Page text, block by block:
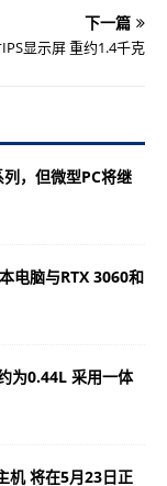
下一篇
显示屏 重约1.4千克
，但微型PC将继
电脑与RTX 3060和
为0.44L 采用一体
机 将在5月23日正